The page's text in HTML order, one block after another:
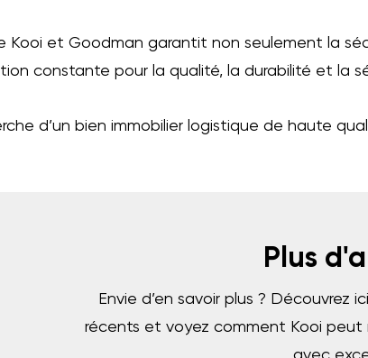
Kooi et Goodman garantit non seulement la
constante pour la qualité, la durabilité et la
d’un bien immobilier logistique de haute
Plus
Envie d’en savoir plus ? Découvrez
récents et voyez comment Kooi peut